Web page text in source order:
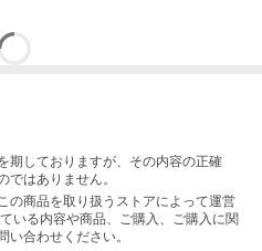
期しておりますが、その内容の正確
ではありません。
の商品を取り扱うストアによって運営
いる内容や商品、ご購入 、ご購入に関
い合わせください。